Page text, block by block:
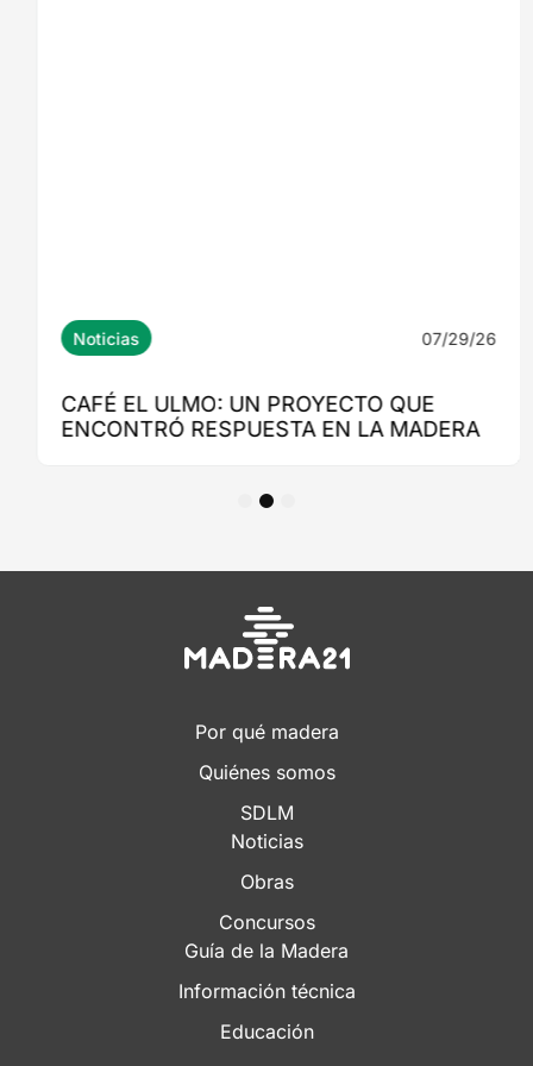
Por qué madera
Quiénes somos
SDLM
Noticias
Obras
Concursos
Guía de la Madera
Información técnica
Educación